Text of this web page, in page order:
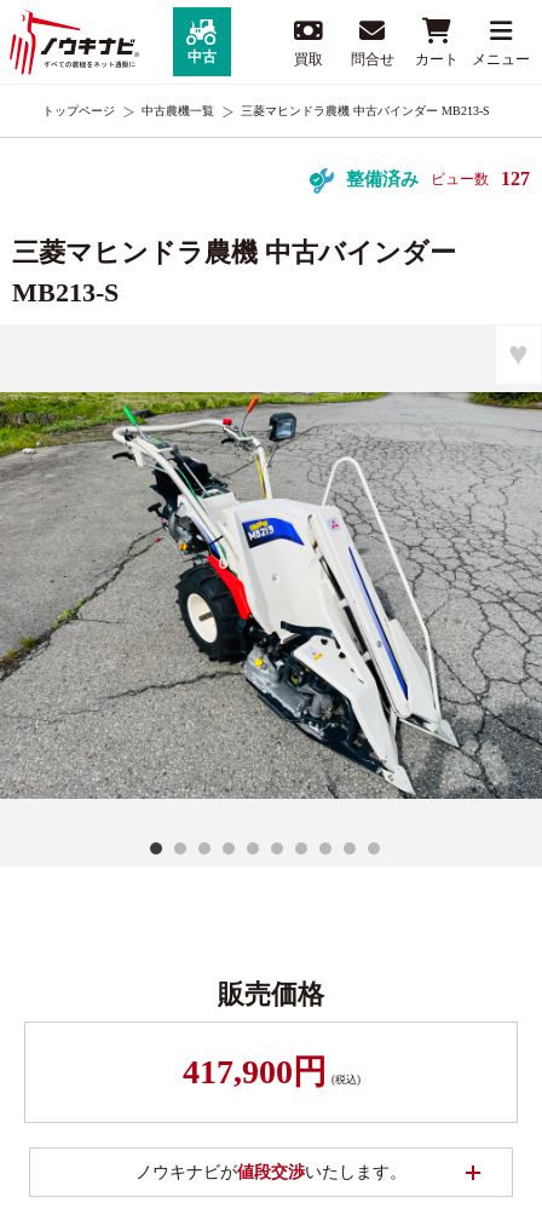
中古 買取 問合せ カート メニュー
トップページ 中古農機一覧 三菱マヒンドラ農機 中古バインダー MB213-S
整備済み ビュー数 127
三菱マヒンドラ農機 中古バインダー
MB213-S
♥
販売価格
417,900円 (税込)
ノウキナビが値段交渉いたします。